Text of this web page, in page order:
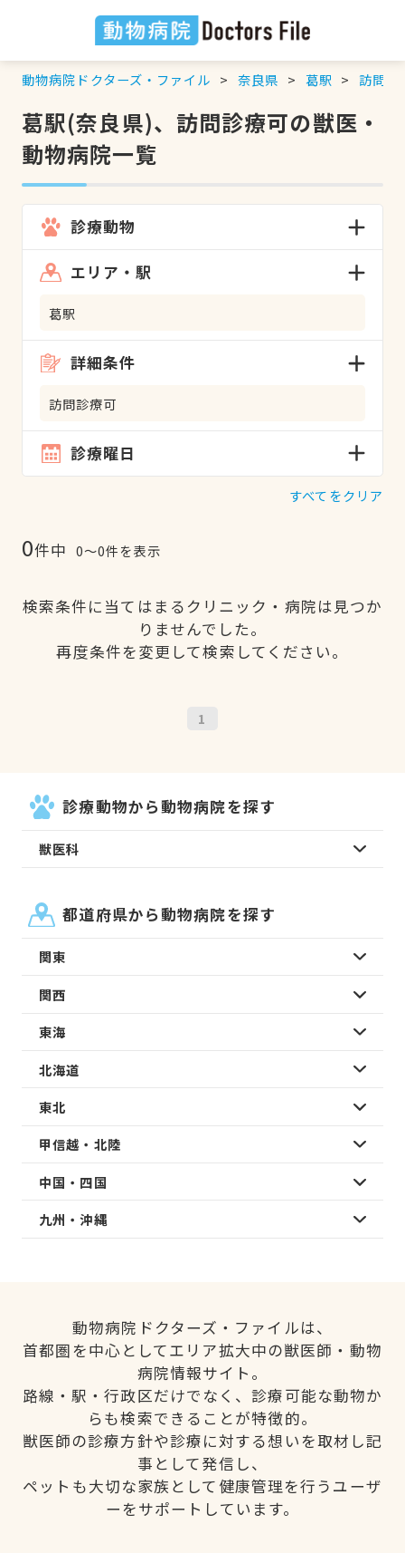
動物病院ドクターズ・ファイル 奈良県 葛駅 訪問診
葛駅(奈良県)、訪問診療可の獣医・
動物病院一覧
診療動物
エリア・駅
葛駅
詳細条件
訪問診療可
診療曜日
すべてをクリア
0件中 0〜0件を表示
検索条件に当てはまるクリニック・病院は見つか
りませんでした。
再度条件を変更して検索してください。
1
診療動物から動物病院を探す
獣医科
都道府県から動物病院を探す
関東
関西
東海
北海道
東北
甲信越・北陸
中国・四国
九州・沖縄
動物病院ドクターズ・ファイルは、
首都圏を中心としてエリア拡大中の獣医師・動物
病院情報サイト。
路線・駅・行政区だけでなく、診療可能な動物か
らも検索できることが特徴的。
獣医師の診療方針や診療に対する想いを取材し記
事として発信し、
ペットも大切な家族として健康管理を行うユーザ
ーをサポートしています。